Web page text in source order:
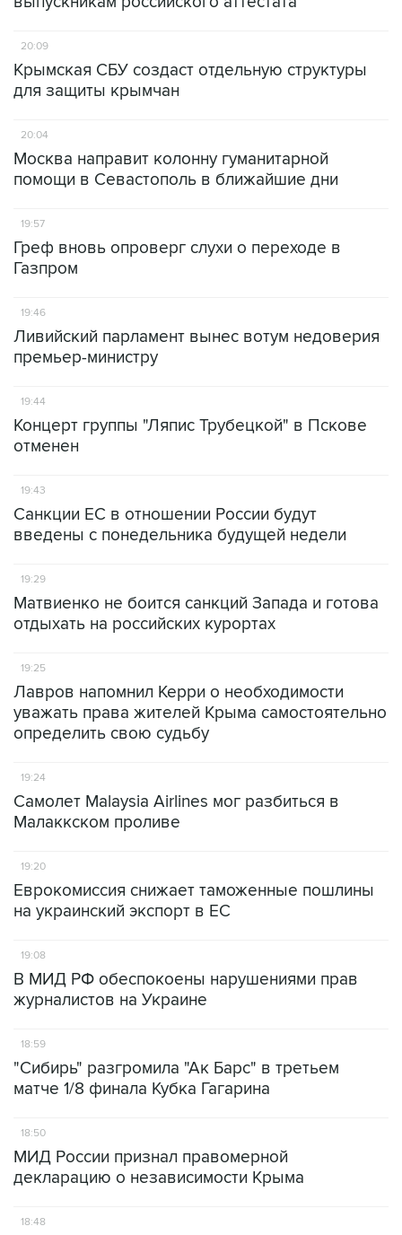
20:09
Крымская СБУ создаст отдельную структуры
для защиты крымчан
20:04
Москва направит колонну гуманитарной
помощи в Севастополь в ближайшие дни
19:57
Греф вновь опроверг слухи о переходе в
Газпром
19:46
Ливийский парламент вынес вотум недоверия
премьер-министру
19:44
Концерт группы "Ляпис Трубецкой" в Пскове
отменен
19:43
Санкции ЕС в отношении России будут
введены с понедельника будущей недели
19:29
Матвиенко не боится санкций Запада и готова
отдыхать на российских курортах
19:25
Лавров напомнил Керри о необходимости
уважать права жителей Крыма самостоятельно
определить свою судьбу
19:24
Самолет Malaysia Airlines мог разбиться в
Малаккском проливе
19:20
Еврокомиссия снижает таможенные пошлины
на украинский экспорт в ЕС
19:08
В МИД РФ обеспокоены нарушениями прав
журналистов на Украине
18:59
"Сибирь" разгромила "Ак Барс" в третьем
матче 1/8 финала Кубка Гагарина
18:50
МИД России признал правомерной
декларацию о независимости Крыма
18:48